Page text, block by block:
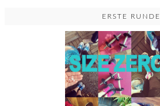
ERSTE RUNDE